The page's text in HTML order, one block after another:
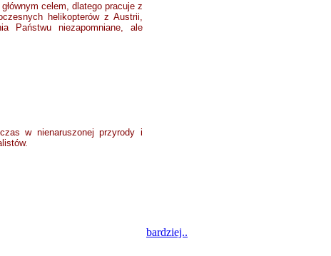
celem, dlatego pracuje z
helikopterów z Austrii,
Państwu niezapomniane, ale
w nienaruszonej przyrody i
bardziej..